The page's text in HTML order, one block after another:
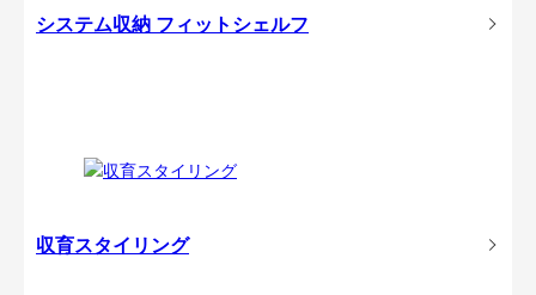
システム収納 フィットシェルフ
収育スタイリング